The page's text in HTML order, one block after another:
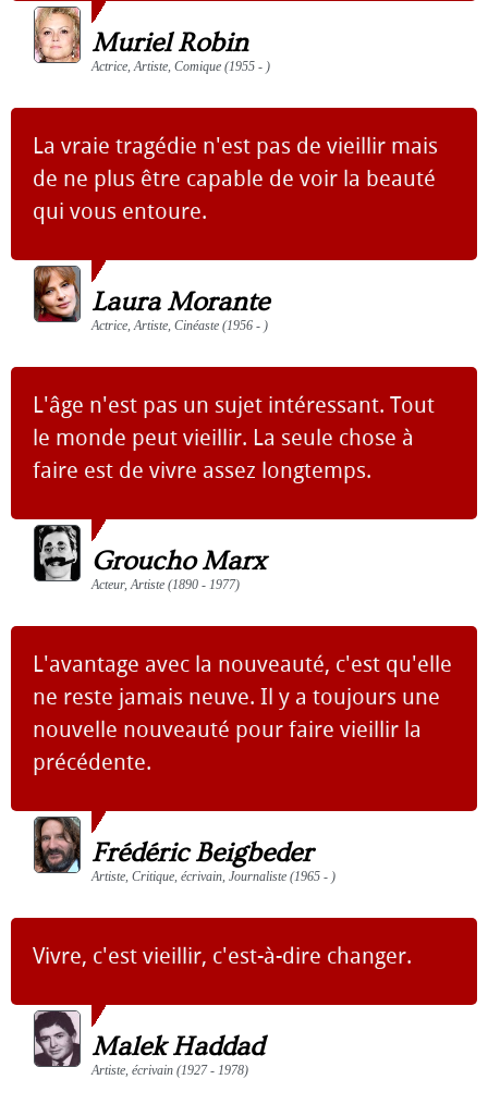
Muriel Robin
Actrice, Artiste, Comique (1955 - )
La vraie tragédie n'est pas de vieillir mais
de ne plus être capable de voir la beauté
qui vous entoure.
Laura Morante
Actrice, Artiste, Cinéaste (1956 - )
L'âge n'est pas un sujet intéressant. Tout
le monde peut vieillir. La seule chose à
faire est de vivre assez longtemps.
Groucho Marx
Acteur, Artiste (1890 - 1977)
L'avantage avec la nouveauté, c'est qu'elle
ne reste jamais neuve. Il y a toujours une
nouvelle nouveauté pour faire vieillir la
précédente.
Frédéric Beigbeder
Artiste, Critique, écrivain, Journaliste (1965 - )
Vivre, c'est vieillir, c'est-à-dire changer.
Malek Haddad
Artiste, écrivain (1927 - 1978)